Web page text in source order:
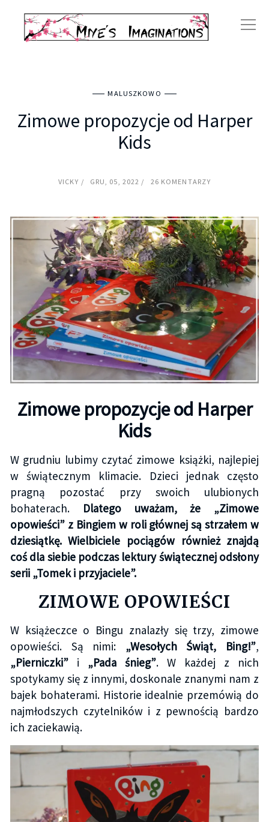
MALUSZKOWO
Zimowe propozycje od Harper
Kids
VICKY GRU, 05, 2022 26 KOMENTARZY
Zimowe propozycje od Harper
Kids
W grudniu lubimy czytać zimowe książki, najlepiej
w świątecznym klimacie. Dzieci jednak często
pragną pozostać przy swoich ulubionych
bohaterach. Dlatego uważam, że „Zimowe
opowieści” z Bingiem w roli głównej są strzałem w
dziesiątkę. Wielbiciele pociągów również znajdą
coś dla siebie podczas lektury świątecznej odsłony
serii „Tomek i przyjaciele”.
ZIMOWE OPOWIEŚCI
W książeczce o Bingu znalazły się trzy, zimowe
opowieści. Są nimi: „Wesołych Świąt, Bing!”,
„Pierniczki”i „Pada śnieg”. W każdej z nich
spotykamy się z innymi, doskonale znanymi nam z
bajek bohaterami. Historie idealnie przemówią do
najmłodszych czytelników i z pewnością bardzo
ich zaciekawią.